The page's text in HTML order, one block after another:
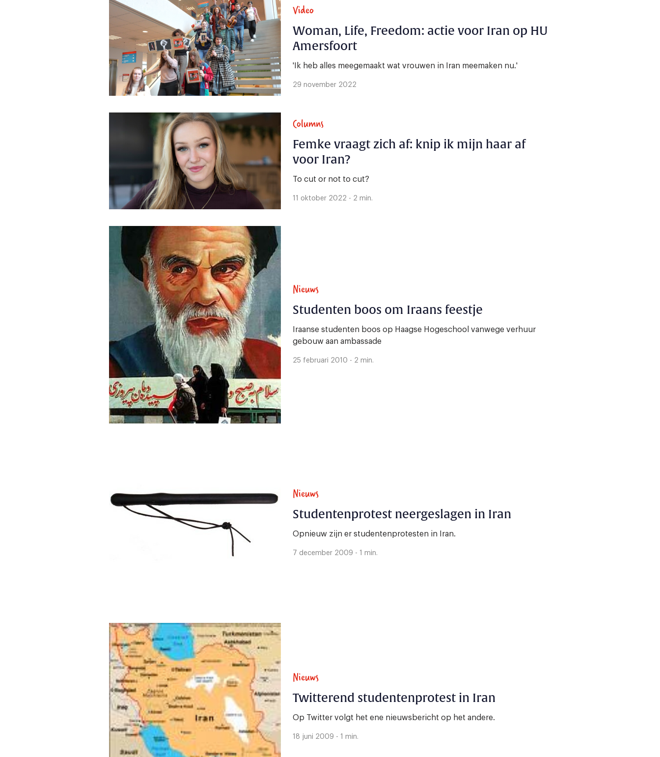
Video
Woman, Life, Freedom: actie voor Iran op HU
Amersfoort
'Ik heb alles meegemaakt wat vrouwen in Iran meemaken nu.'
29 november 2022
Columns
Femke vraagt zich af: knip ik mijn haar af
voor Iran?
To cut or not to cut?
11 oktober 2022 - 2 min.
Nieuws
Studenten boos om Iraans feestje
Iraanse studenten boos op Haagse Hogeschool vanwege verhuur
gebouw aan ambassade
25 februari 2010 - 2 min.
Nieuws
Studentenprotest neergeslagen in Iran
Opnieuw zijn er studentenprotesten in Iran.
7 december 2009 - 1 min.
Nieuws
Twitterend studentenprotest in Iran
Op Twitter volgt het ene nieuwsbericht op het andere.
18 juni 2009 - 1 min.